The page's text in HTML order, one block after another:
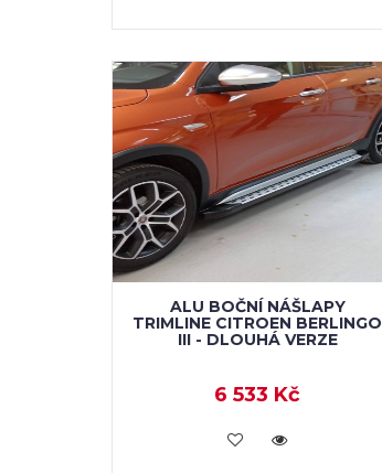
ALU BOČNÍ NÁŠLAPY
TRIMLINE CITROEN BERLINGO
III - DLOUHÁ VERZE
6 533 Kč
KOUPIT